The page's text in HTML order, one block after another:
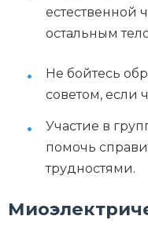
естественной
остальным
Не бойтесь
советом, если
Участие в
помочь
трудностями.